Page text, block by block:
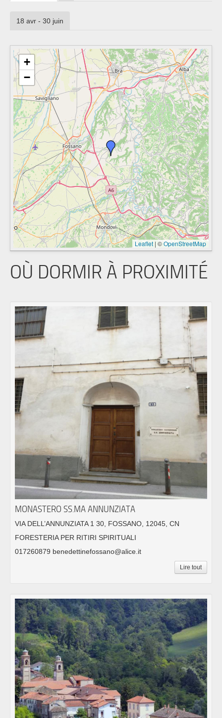
18 avr - 30 juin
+
−
Leaflet | ©OpenStreetMap
OÙ DORMIR À PROXIMITÉ
MONASTERO SS.MA ANNUNZIATA
VIA DELL’ANNUNZIATA 1 30, FOSSANO, 12045, CN
FORESTERIA PER RITIRI SPIRITUALI
017260879 benedettinefossano@alice.it
Lire tout